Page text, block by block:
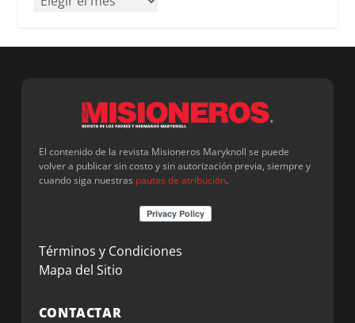
El contenido de la revista Misioneros Maryknoll se puede
volver a publicar sin costo y sin autorización previa, siempre y
cuando siga nuestras pautas de atribución.
Términos y Condiciones
Mapa del Sitio
CONTACTAR